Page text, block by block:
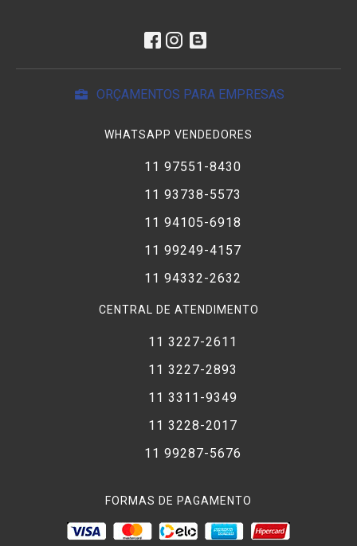
ORÇAMENTOS PARA EMPRESAS
WHATSAPP VENDEDORES
11 97551-8430
11 93738-5573
11 94105-6918
11 99249-4157
11 94332-2632
CENTRAL DE ATENDIMENTO
11 3227-2611
11 3227-2893
11 3311-9349
11 3228-2017
11 99287-5676
FORMAS DE PAGAMENTO